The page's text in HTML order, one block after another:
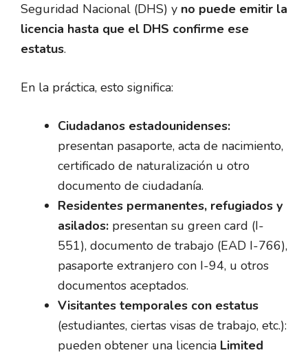
Seguridad Nacional (DHS) y no puede emitir la
licencia hasta que el DHS confirme ese
estatus.
En la práctica, esto significa:
Ciudadanos estadounidenses:
presentan pasaporte, acta de nacimiento,
certificado de naturalización u otro
documento de ciudadanía.
Residentes permanentes, refugiados y
asilados: presentan su green card (I-
551), documento de trabajo (EAD I-766),
pasaporte extranjero con I-94, u otros
documentos aceptados.
Visitantes temporales con estatus
(estudiantes, ciertas visas de trabajo, etc.):
pueden obtener una licencia Limited